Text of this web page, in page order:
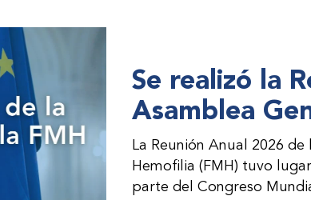
Se realizó la
Asamblea
La Reunión Anual 2026
Hemofilia (FMH) tuvo
parte del Congreso